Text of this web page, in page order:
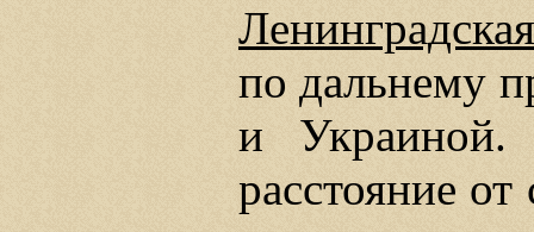
Ленинградская
по дальнему
и Украиной.
расстояние